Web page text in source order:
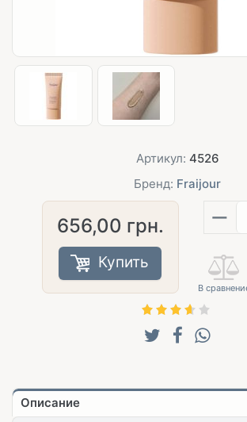
Артикул: 4526
Бренд: Fraijour
656,00 грн.
Купить
−
Описание